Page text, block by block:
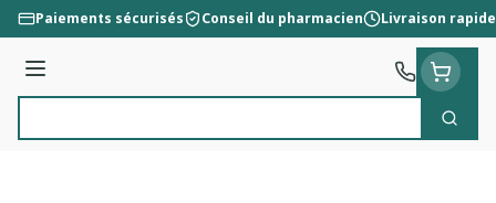
Aller au contenu
Paiements sécurisés Conseil du pharmacien Livraison rapide
Menu